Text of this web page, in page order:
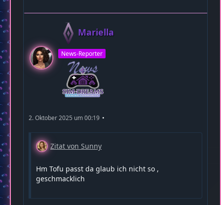
Mariella
News-Reporter
2. Oktober 2025 um 00:19
Zitat von Sunny
Hm Tofu passt da glaub ich nicht so ,
geschmacklich